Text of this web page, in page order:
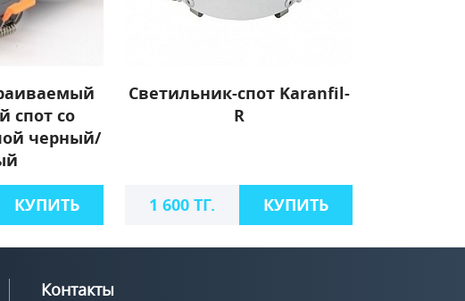
спот со
черный/
КУПИТЬ
Светильник-спот Karanfil-
R
1 600 ТГ. КУПИТЬ
Контакты